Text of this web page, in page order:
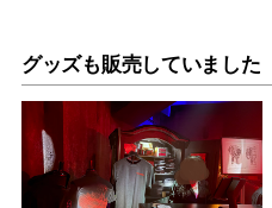
グッズも販売していました